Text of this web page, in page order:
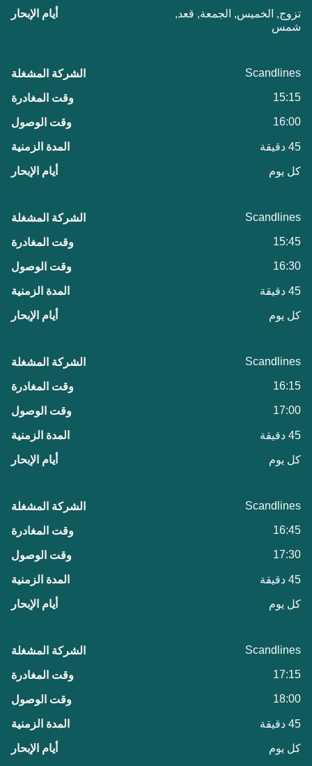
تزوج, الخميس, الجمعة, قعد,
شمس
Scandlines
15:15
16:00
45 دقيقة
كل يوم
Scandlines
15:45
16:30
45 دقيقة
كل يوم
Scandlines
16:15
17:00
45 دقيقة
كل يوم
Scandlines
16:45
17:30
45 دقيقة
كل يوم
Scandlines
17:15
18:00
45 دقيقة
كل يوم